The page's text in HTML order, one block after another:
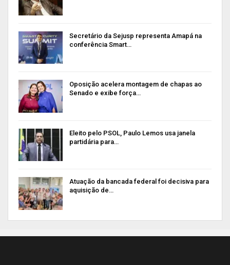
Secretário da Sejusp representa Amapá na
conferência Smart…
Oposição acelera montagem de chapas ao
Senado e exibe força…
Eleito pelo PSOL, Paulo Lemos usa janela
partidária para…
Atuação da bancada federal foi decisiva para
aquisição de…